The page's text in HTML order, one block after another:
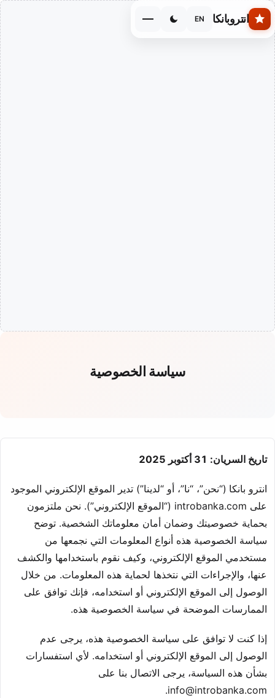
Skip to main content
انتروبانكا EN
سياسة الخصوصية
تاريخ السريان: 31 أكتوبر 2025
انترو بانكا (“نحن”، “نا”، أو “لدينا”) تدير الموقع الإلكتروني الموجود
على introbanka.com (“الموقع الإلكتروني”). نحن ملتزمون
بحماية خصوصيتك وضمان أمان معلوماتك الشخصية. توضح
سياسة الخصوصية هذه أنواع المعلومات التي نجمعها من
مستخدمي الموقع الإلكتروني، وكيف نقوم باستخدامها والكشف
عنها، والإجراءات التي نتخذها لحماية هذه المعلومات. من خلال
الوصول إلى الموقع الإلكتروني أو استخدامه، فإنك توافق على
الممارسات الموضحة في سياسة الخصوصية هذه.
إذا كنت لا توافق على سياسة الخصوصية هذه، يرجى عدم
الوصول إلى الموقع الإلكتروني أو استخدامه. لأي استفسارات
بشأن هذه السياسة، يرجى الاتصال بنا على
info@introbanka.com
.